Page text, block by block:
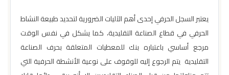
يعتبر السجل الحرفي إحدى أهم الآليات الضرورية لتحديد طبيعة النشاط
الحرفي في قطاع الصناعة التقليدية، كما يشكل في نفس الوقت
مرجع أساسي باعتباره بنك للمعطيات المتعلقة بحرف الصناعة
التقليدية يتم الرجوع إليه للوقوف على نوعية الأنشطة الحرفية التي